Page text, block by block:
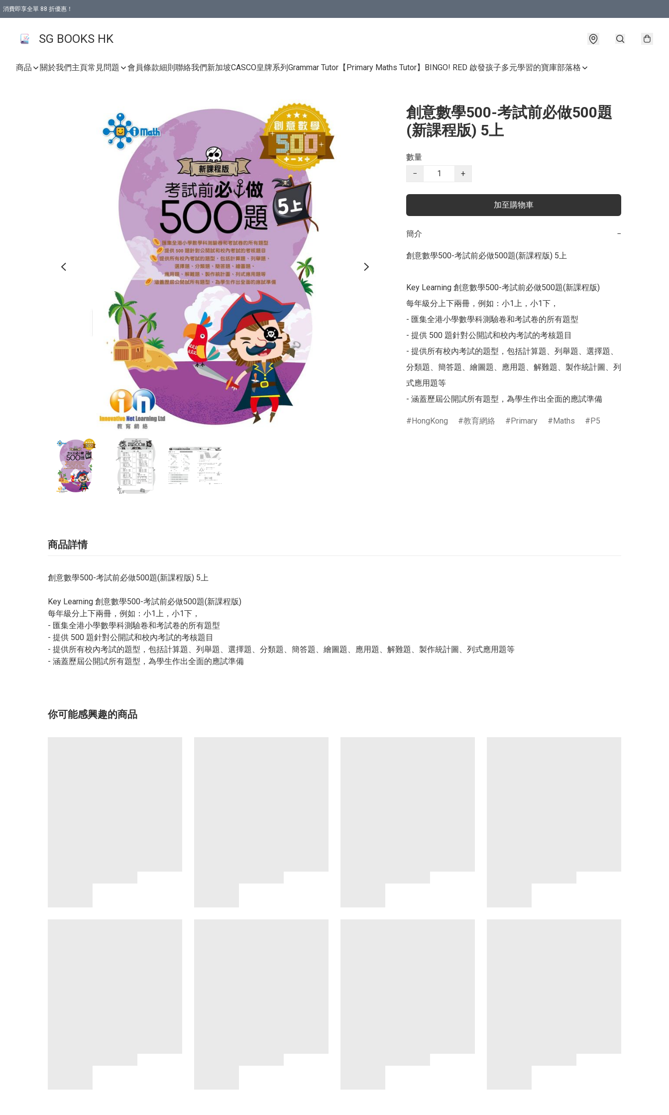
消費即享全單 88 折優惠！
SG BOOKS HK
商品 關於我們主頁常見問題 會員條款細則聯絡我們新加坡CASCO皇牌系列Grammar Tutor 【Primary Maths Tutor】 BINGO! RED 啟發孩子多元學習的寶庫部落格
創意數學500-考試前必做500題
(新課程版) 5上
數量
−
+
加至購物車
簡介 −
創意數學500-考試前必做500題(新課程版) 5上
Key Learning 創意數學500-考試前必做500題(新課程版)
每年級分上下兩冊，例如：小1上，小1下，
- 匯集全港小學數學科測驗卷和考試卷的所有題型
- 提供 500 題針對公開試和校內考試的考核題目
- 提供所有校內考試的題型，包括計算題、列舉題、選擇題、
分類題、簡答題、繪圖題、應用題、解難題、製作統計圖、列
式應用題等
- 涵蓋歷屆公開試所有題型，為學生作出全面的應試準備
HongKong 教育網絡 Primary Maths P5
商品詳情
創意數學500-考試前必做500題(新課程版) 5上
Key Learning 創意數學500-考試前必做500題(新課程版)
每年級分上下兩冊，例如：小1上，小1下，
- 匯集全港小學數學科測驗卷和考試卷的所有題型
- 提供 500 題針對公開試和校內考試的考核題目
- 提供所有校內考試的題型，包括計算題、列舉題、選擇題、分類題、簡答題、繪圖題、應用題、解難題、製作統計圖、列式應用題等
- 涵蓋歷屆公開試所有題型，為學生作出全面的應試準備
你可能感興趣的商品